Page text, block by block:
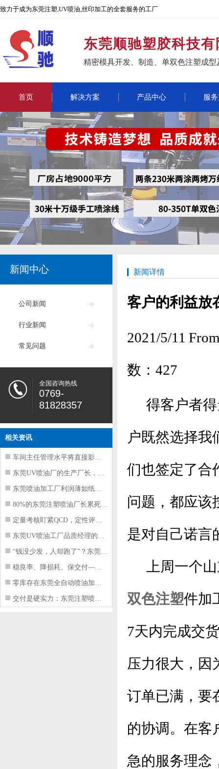
致力于成为东莞注塑,UV喷油,丝印加工的全套服务的工厂
东莞顺驰塑胶科技
精密模具开发、制造、单双色注塑成
首页 解决方案 产品中心 服
新闻中心
公司新闻
行业新闻
常见问题
全国咨询热线
0769-
81828357
相关资讯
车间主任管理水平将直接影响东莞注塑件
东莞UV喷油厂的生产厂长，到底在给工
东莞喷油加工厂利润薄如纸？这四项基本
80%的东莞注塑喷油厂长累死累活，利
定量考核盯紧QCD，定性评价看好配合
东莞UV喷油工厂品质经理的四项核心管
“钱没少发，人却跑了”？东莞注塑喷油
稳良率、降损耗、保交付——东莞这家U
零库存在东莞全自动喷油加工厂不可行的
交付是硬实力：东莞注塑喷油厂如何用齐
新闻详情
客户的利益放
2021/5/11
数： 427
得客户者得
户既然选择我
们也签定了合
问题，都应该
是对自己诺言
上周一个山
双色注塑件加
7天内完成交
压力很大，因
订单已满，要
的协调。在客
急的服务理念